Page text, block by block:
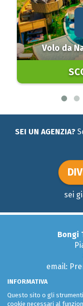
Volo da
SEI UN AGENZIA?
sei
Bongi
email:
INFORMATIVA
Questo sito o gli
cookie necessari al